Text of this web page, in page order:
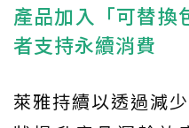
產品加入「可替換
者支持永續消費
萊雅持續以透過減